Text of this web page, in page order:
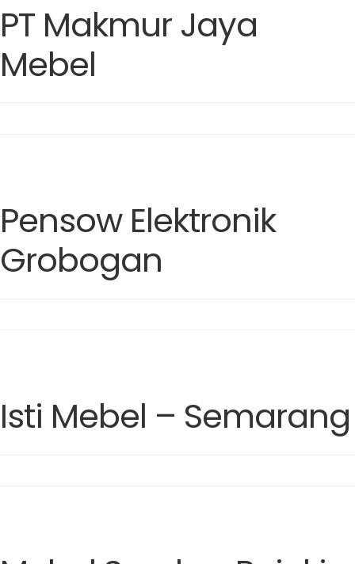
PT Makmur Jaya
Mebel
Pensow Elektronik
Grobogan
Isti Mebel – Semarang